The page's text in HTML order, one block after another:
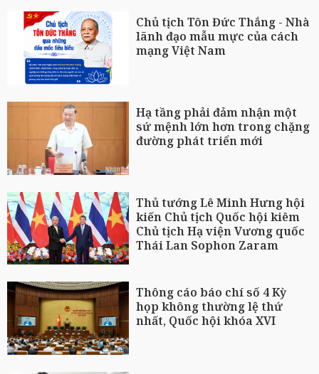
Chủ tịch Tôn Đức Thắng - Nhà
lãnh đạo mẫu mực của cách
mạng Việt Nam
Hạ tầng phải đảm nhận một
sứ mệnh lớn hơn trong chặng
đường phát triển mới
Thủ tướng Lê Minh Hưng hội
kiến Chủ tịch Quốc hội kiêm
Chủ tịch Hạ viện Vương quốc
Thái Lan Sophon Zaram
Thông cáo báo chí số 4 Kỳ
họp không thường lệ thứ
nhất, Quốc hội khóa XVI